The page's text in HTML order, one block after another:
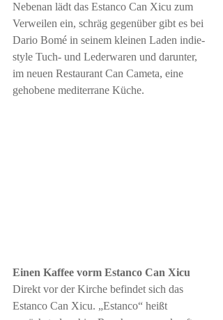
Nebenan lädt das Estanco Can Xicu zum
Verweilen ein, schräg gegenüber gibt es bei
Dario Bomé in seinem kleinen Laden indie-
style Tuch- und Lederwaren und darunter,
im neuen Restaurant Can Cameta, eine
gehobene mediterrane Küche.
Einen Kaffee vorm Estanco Can Xicu
Direkt vor der Kirche befindet sich das
Estanco Can Xicu. „Estanco“ heißt